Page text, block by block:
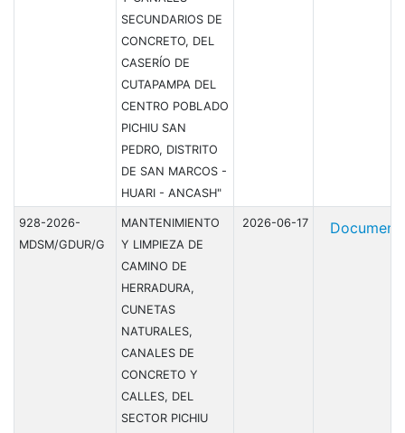
SECUNDARIOS DE
CONCRETO, DEL
CASERÍO DE
CUTAPAMPA DEL
CENTRO POBLADO
PICHIU SAN
PEDRO, DISTRITO
DE SAN MARCOS -
HUARI - ANCASH"
928-2026-
MDSM/GDUR/G
MANTENIMIENTO
Y LIMPIEZA DE
CAMINO DE
HERRADURA,
CUNETAS
NATURALES,
CANALES DE
CONCRETO Y
CALLES, DEL
SECTOR PICHIU
2026-06-17